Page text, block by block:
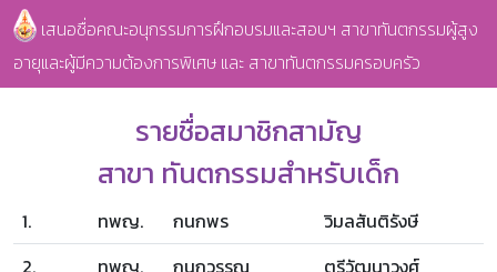
เสนอชื่อคณะอนุกรรมการฝึกอบรมและสอบฯ สาขาทันตกรรมผู้สูง
อายุและผู้มีความต้องการพิเศษ และ สาขาทันตกรรมครอบครัว
รายชื่อสมาชิกสามัญ
สาขา ทันตกรรมสำหรับเด็ก
1. ทพญ. กนกพร
วิมลสันติรังษี
2.
ทพญ. กนกวรรณ
ตรีวัฒนาวงศ์